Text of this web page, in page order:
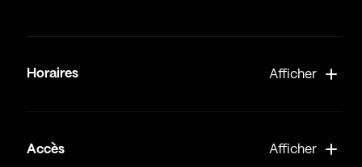
Horaires Afficher
Accès Afficher